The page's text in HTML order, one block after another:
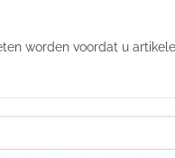
worden voordat u